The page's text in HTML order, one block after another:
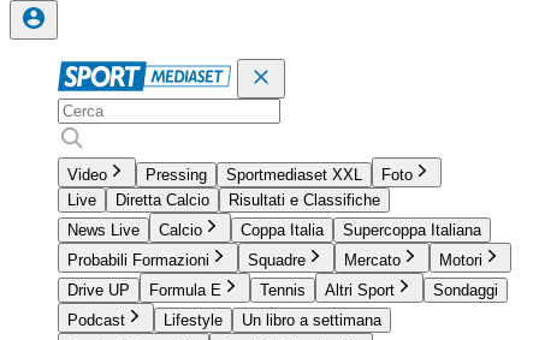
Video Pressing Sportmediaset XXL
Foto
Live
Diretta Calcio
Risultati e Classifiche
News Live
Calcio Coppa Italia
Supercoppa Italiana
Probabili Formazioni
Squadre Mercato
Motori
Drive UP
Formula E Tennis Altri Sport
Sondaggi
Podcast
Lifestyle
Un libro a settimana